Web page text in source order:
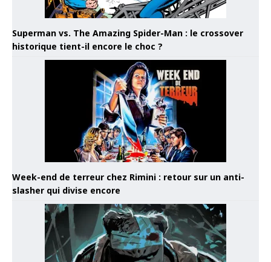
Superman vs. The Amazing Spider-Man : le crossover
historique tient-il encore le choc ?
Week-end de terreur chez Rimini : retour sur un anti-
slasher qui divise encore